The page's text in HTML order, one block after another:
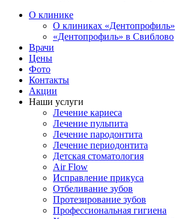
О клинике
О клиниках «Дентопрофиль»
«Дентопрофиль» в Свиблово
Врачи
Цены
Фото
Контакты
Акции
Наши услуги
Лечение кариеса
Лечение пульпита
Лечение пародонтита
Лечение периодонтита
Детская стоматология
Air Flow
Исправление прикуса
Отбеливание зубов
Протезирование зубов
Профессиональная гигиена